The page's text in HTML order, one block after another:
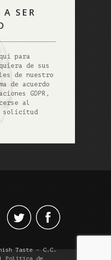
A SER
para
de sus
de nuestro
de acuerdo
GDPR,
al
solicitud
Taste - C.C.
Política de